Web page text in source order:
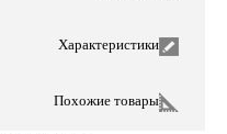
Характеристики
Похожие товары